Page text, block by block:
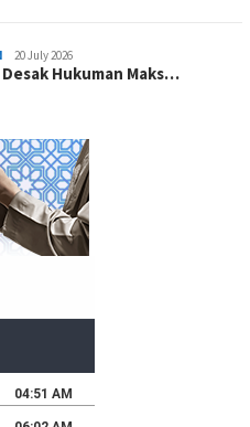
20 July 2026
Desak Hukuman Maks…